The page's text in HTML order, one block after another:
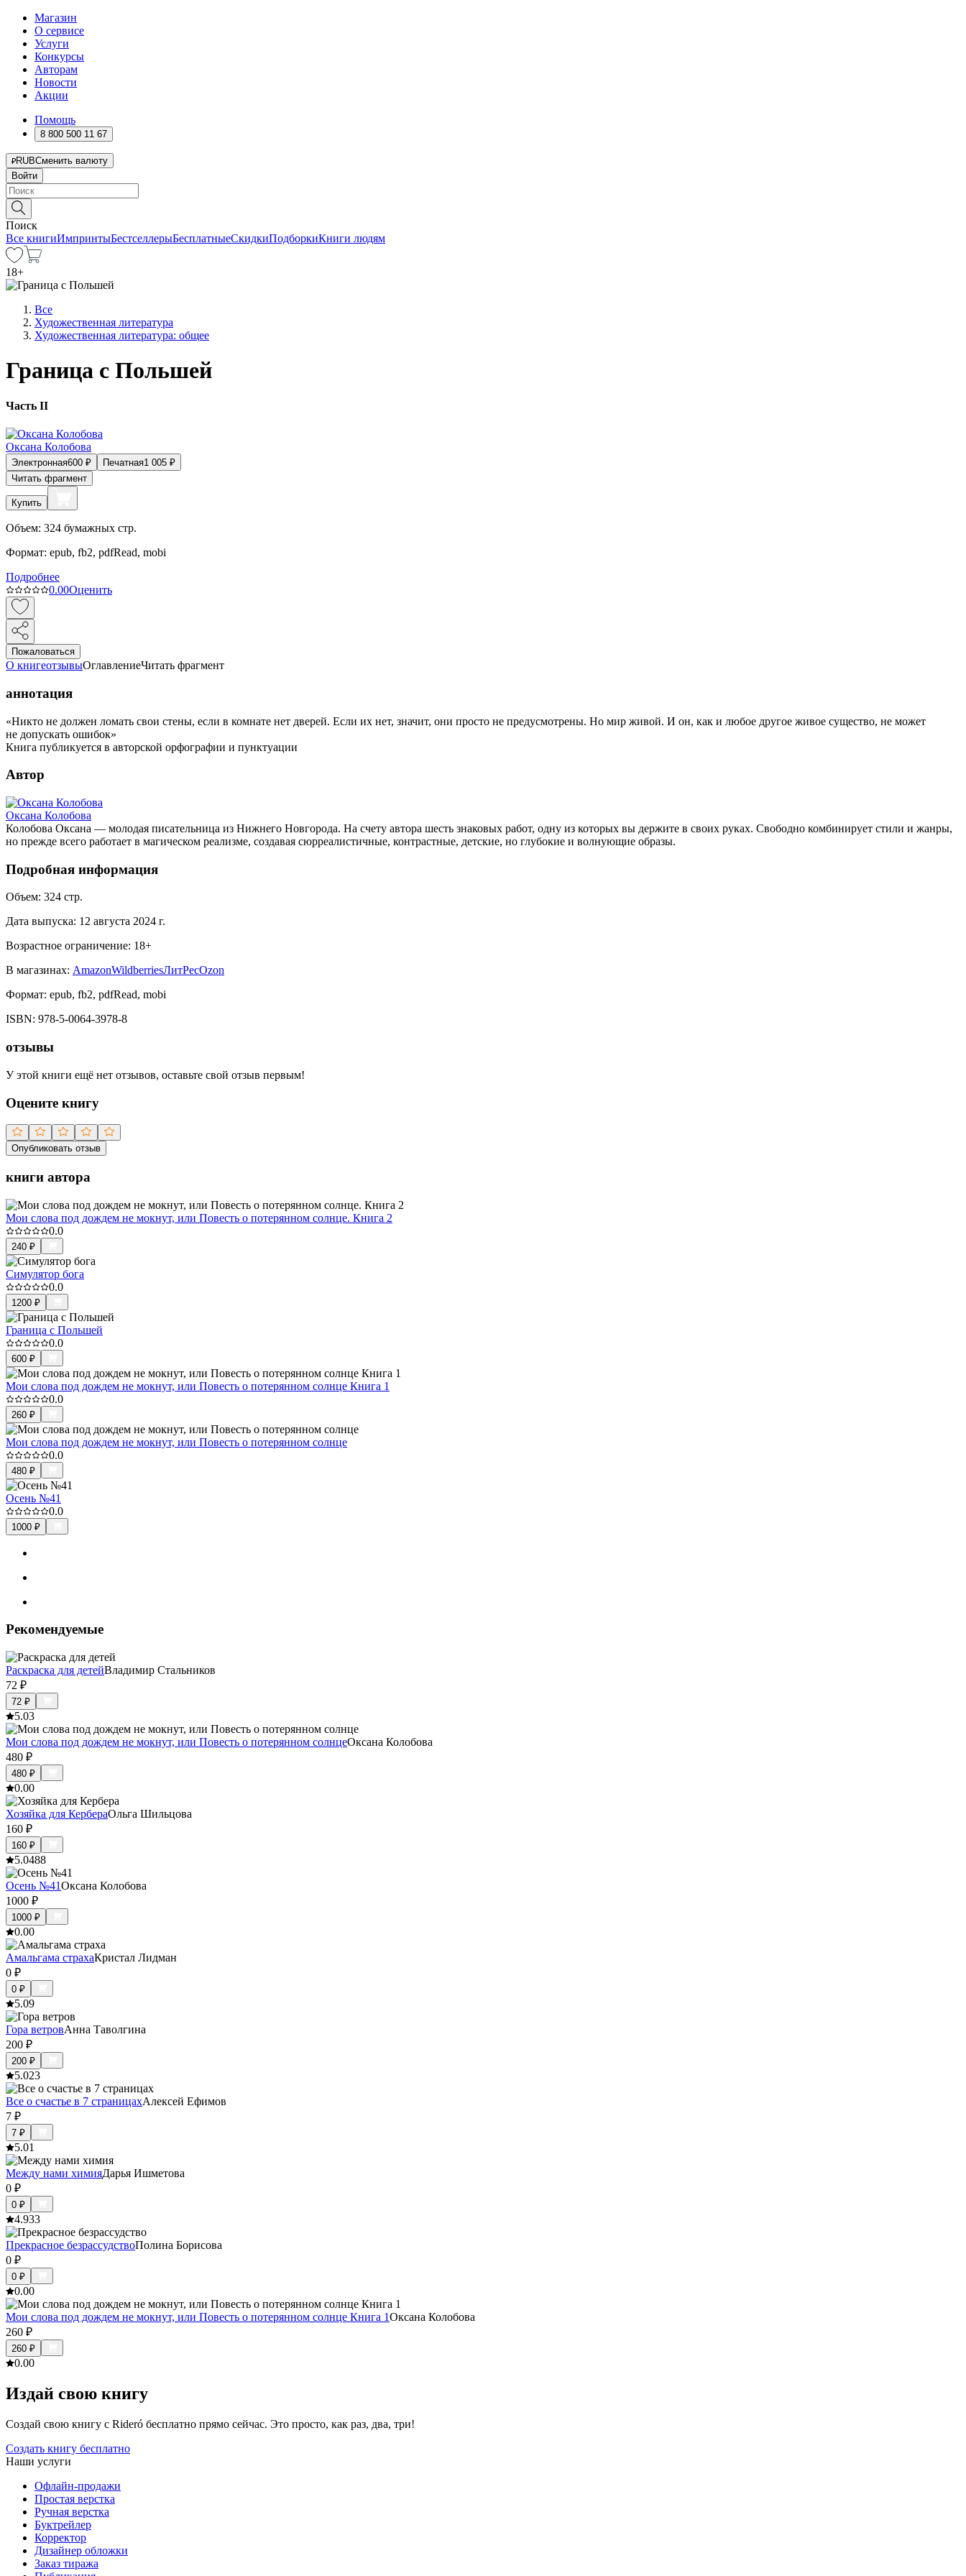
Магазин
О сервисе
Услуги
Конкурсы
Авторам
Новости
Акции
Помощь
8 800 500 11 67
RUBСменить валюту
Войти
Поиск
Все книгиИмпринтыБестселлерыБесплатныеСкидкиПодборкиКниги людям
18+
Все
Художественная литература
Художественная литература: общее
Граница с Польшей
Часть II
Оксана Колобова
Электронная600 ₽ Печатная1 005 ₽
Читать фрагмент
Купить
Объем: 324 бумажных стр.
Формат: epub, fb2, pdfRead, mobi
Подробнее
0.00Оценить
Пожаловаться
О книгеотзывыОглавлениеЧитать фрагмент
аннотация
«Никто не должен ломать свои стены, если в комнате нет дверей. Если их нет, значит, они просто не предусмотрены. Но мир живой. И он, как и любое другое живое существо, не может
не допускать ошибок»
Книга публикуется в авторской орфографии и пунктуации
Автор
Оксана Колобова
Колобова Оксана — молодая писательница из Нижнего Новгорода. На счету автора шесть знаковых работ, одну из которых вы держите в своих руках. Свободно комбинирует стили и жанры,
но прежде всего работает в магическом реализме, создавая сюрреалистичные, контрастные, детские, но глубокие и волнующие образы.
Подробная информация
Объем: 324 стр.
Дата выпуска: 12 августа 2024 г.
Возрастное ограничение: 18+
В магазинах: AmazonWildberriesЛитРесOzon
Формат: epub, fb2, pdfRead, mobi
ISBN: 978-5-0064-3978-8
отзывы
У этой книги ещё нет отзывов, оставьте свой отзыв первым!
Оцените книгу
Опубликовать отзыв
книги автора
Мои слова под дождем не мокнут, или Повесть о потерянном солнце. Книга 2
0.0
240 ₽
Симулятор бога
0.0
1200 ₽
Граница с Польшей
0.0
600 ₽
Мои слова под дождем не мокнут, или Повесть о потерянном солнце Книга 1
0.0
260 ₽
Мои слова под дождем не мокнут, или Повесть о потерянном солнце
0.0
480 ₽
Осень №41
0.0
1000 ₽
Рекомендуемые
Раскраска для детейВладимир Стальников
72 ₽
72 ₽
5.03
Мои слова под дождем не мокнут, или Повесть о потерянном солнцеОксана Колобова
480 ₽
480 ₽
0.00
Хозяйка для КербераОльга Шильцова
160 ₽
160 ₽
5.0488
Осень №41Оксана Колобова
1000 ₽
1000 ₽
0.00
Амальгама страхаКристал Лидман
0 ₽
0 ₽
5.09
Гора ветровАнна Таволгина
200 ₽
200 ₽
5.023
Все о счастье в 7 страницахАлексей Ефимов
7 ₽
7 ₽
5.01
Между нами химияДарья Ишметова
0 ₽
0 ₽
4.933
Прекрасное безрассудствоПолина Борисова
0 ₽
0 ₽
0.00
Мои слова под дождем не мокнут, или Повесть о потерянном солнце Книга 1Оксана Колобова
260 ₽
260 ₽
0.00
Издай свою книгу
Создай свою книгу с Rideró бесплатно прямо сейчас. Это просто, как раз, два, три!
Создать книгу бесплатно
Наши услуги
Офлайн-продажи
Простая верстка
Ручная верстка
Буктрейлер
Корректор
Дизайнер обложки
Заказ тиража